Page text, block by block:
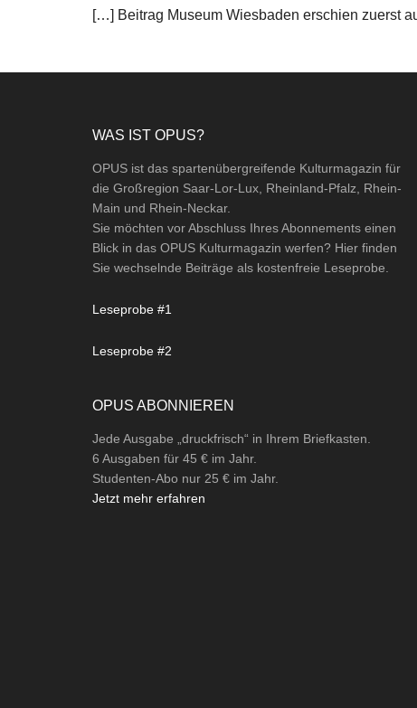
[…] Beitrag Museum Wiesbaden erschien zuerst
WAS IST OPUS?
OPUS ist das spartenübergreifende Kulturmagazin für
die Großregion Saar-Lor-Lux, Rheinland-Pfalz, Rhein-
Main und Rhein-Neckar.
Sie möchten vor Abschluss Ihres Abonnements einen
Blick in das OPUS Kulturmagazin werfen? Hier finden
Sie wechselnde Beiträge als kostenfreie Leseprobe.
Leseprobe #1
Leseprobe #2
OPUS ABONNIEREN
Jede Ausgabe „druckfrisch“ in Ihrem Briefkasten.
6 Ausgaben für 45 € im Jahr.
Studenten-Abo nur 25 € im Jahr.
Jetzt mehr erfahren